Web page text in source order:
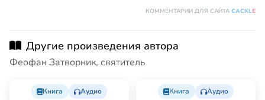
КОММЕНТАРИИ ДЛЯ САЙТА CACKLE
Другие произведения автора
Феофан Затворник, святитель
Книга Аудио Книга Аудио